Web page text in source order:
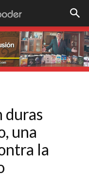
duras
una
la